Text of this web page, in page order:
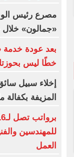
مصرع رئيس
«جمالون» خلال
بعد عودة خدمة
خطًا ليس
إخلاء سبيل
المزيفة بكفالة
للمهندسين
العمل